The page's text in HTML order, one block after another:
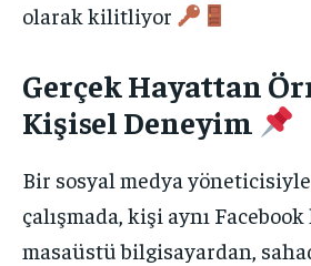
olarak kilitliyor
Gerçek Hayattan
Kişisel Deneyim
Bir sosyal medya yöneticisiyle
çalışmada, kişi aynı Facebook
masaüstü bilgisayardan,